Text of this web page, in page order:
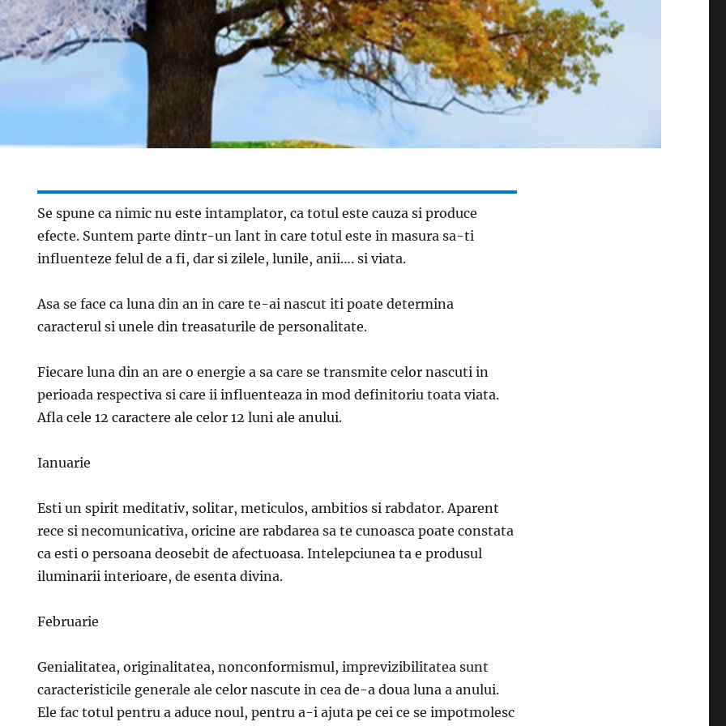
Se spune ca nimic nu este intamplator, ca totul este cauza si produce
efecte. Suntem parte dintr-un lant in care totul este in masura sa-ti
influenteze felul de a fi, dar si zilele, lunile, anii…. si viata.
Asa se face ca luna din an in care te-ai nascut iti poate determina
caracterul si unele din treasaturile de personalitate.
Fiecare luna din an are o energie a sa care se transmite celor nascuti in
perioada respectiva si care ii influenteaza in mod definitoriu toata viata.
Afla cele 12 caractere ale celor 12 luni ale anului.
Ianuarie
Esti un spirit meditativ, solitar, meticulos, ambitios si rabdator. Aparent
rece si necomunicativa, oricine are rabdarea sa te cunoasca poate constata
ca esti o persoana deosebit de afectuoasa. Intelepciunea ta e produsul
iluminarii interioare, de esenta divina.
Februarie
Genialitatea, originalitatea, nonconformismul, imprevizibilitatea sunt
caracteristicile generale ale celor nascute in cea de-a doua luna a anului.
Ele fac totul pentru a aduce noul, pentru a-i ajuta pe cei ce se impotmolesc